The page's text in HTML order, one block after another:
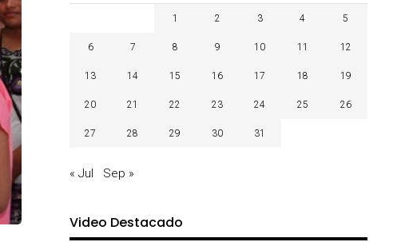
1 2 3 4 5
6 7 8 9 10 11 12
13 14 15 16 17 18 19
20 21 22 23 24 25 26
27 28 29 30 31
« Jul Sep »
Video Destacado